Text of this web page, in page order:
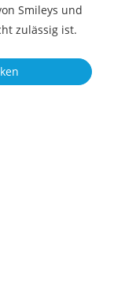
Smileys und
zulässig ist.